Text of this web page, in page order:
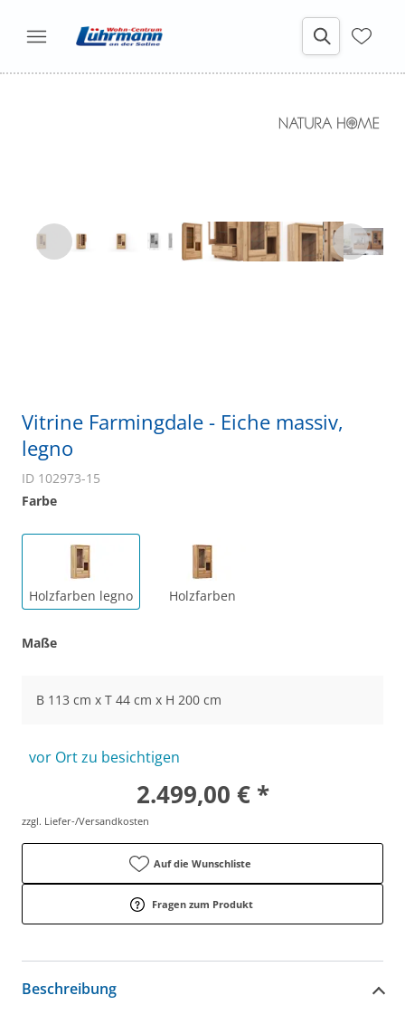
Vitrine Farmingdale - Eiche massiv,
legno
ID 102973-15
Farbe
Holzfarben legno Holzfarben
Maße
B 113 cm x T 44 cm x H 200 cm
vor Ort zu besichtigen
2.499,00 € *
zzgl. Liefer-/Versandkosten
Auf die Wunschliste
Fragen zum Produkt
Beschreibung